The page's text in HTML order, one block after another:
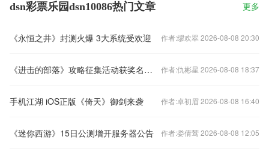
dsn彩票乐园dsn10086热门文章 更多
《永恒之井》封测火爆 3大系统受欢迎 作者:缪欢翠 2026-08-08 20:30
《进击的部落》攻略征集活动获奖名单公布 作者:仇彬星 2026-08-08 18:37
手机江湖 iOS正版《倚天》御剑来袭 作者:卓初眉 2026-08-08 16:40
《迷你西游》15日公测增开服务器公告 作者:娄倩莺 2026-08-08 12:05